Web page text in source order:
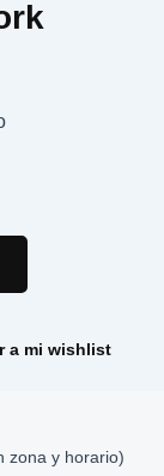
a mi wishlist
zona y horario)